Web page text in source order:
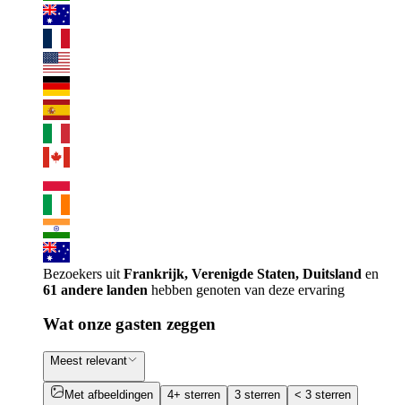
Bezoekers uit Frankrijk, Verenigde Staten, Duitsland en
61 andere landen hebben genoten van deze ervaring
Wat onze gasten zeggen
Meest relevant
Met afbeeldingen 4+ sterren 3 sterren < 3 sterren